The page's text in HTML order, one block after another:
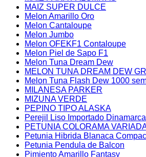
MAIZ SUPER DULCE
Melon Amarillo Oro
Melon Cantaloupe
Melon Jumbo
Melon OFEKF1 Contaloupe
Melon Piel de Sapo F1
Melon Tuna Dream Dew
MELON TUNA DREAM DEW
Melon Tuna Flash Dew 1000
MILANESA PARKER
MIZUNA VERDE
PEPINO TIPO ALASKA
Perejil Liso Importado Dinamarca
PETUNIA COLORAMA
Petunia Hibrida Blanaca
Petunia Pendula de Balcon
Pimiento Amarillo Fantasy